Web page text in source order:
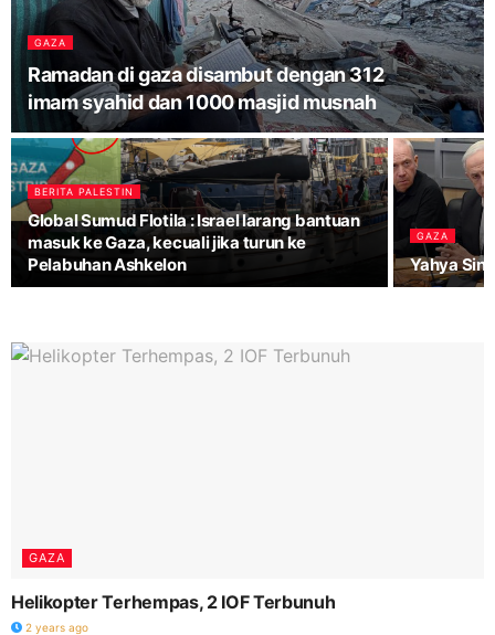
GAZA
Ramadan di gaza disambut dengan 312
imam syahid dan 1000 masjid musnah
BERITA PALESTIN
Global Sumud Flotila : Israel larang bantuan
masuk ke Gaza, kecuali jika turun ke
Pelabuhan Ashkelon
GAZA
Yahya
GAZA
Helikopter Terhempas, 2 IOF Terbunuh
2 years ago